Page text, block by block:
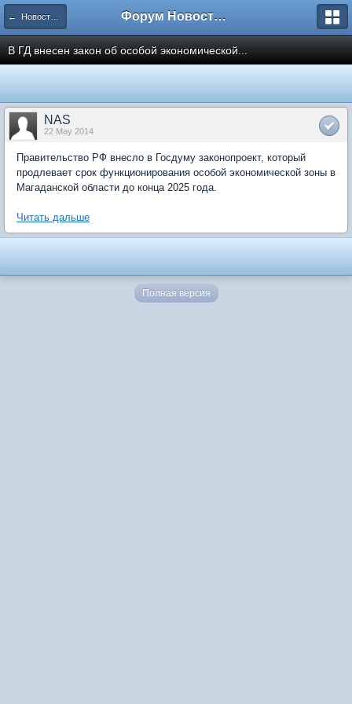
← Новости рынка недвижимости Форум Новостройки
В ГД внесен закон об особой экономической...
NAS
22 May 2014
Правительство РФ внесло в Госдуму законопроект, который
продлевает срок функционирования особой экономической зоны в
Магаданской области до конца 2025 года.
Читать дальше
Полная версия